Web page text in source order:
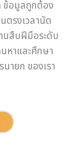
ข้อมูลถูกต้อง
ตรงเวลานัด
นสืบฝีมือระดับ
นหาและศึกษา
ายก ของเรา